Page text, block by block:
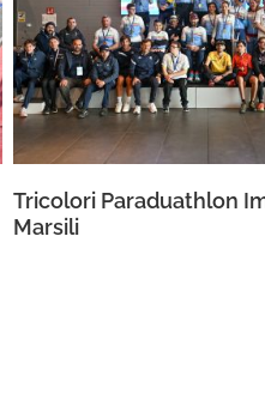
Tricolori Paraduathlon
Marsili